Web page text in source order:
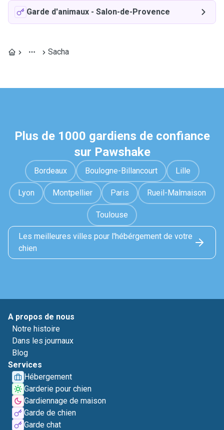
Garde d'animaux - Salon-de-Provence
Sacha
Plus de 1000 gardiens de confiance
sur Pawshake
Bordeaux Boulogne-Billancourt Lille
Lyon Montpellier Paris Rueil-Malmaison
Toulouse
Les meilleures villes pour l'hébérgement de votre
chien
A propos de nous
Notre histoire
Dans les journaux
Blog
Services
Hébergement
Garderie pour chien
Gardiennage de maison
Garde de chien
Garde chat